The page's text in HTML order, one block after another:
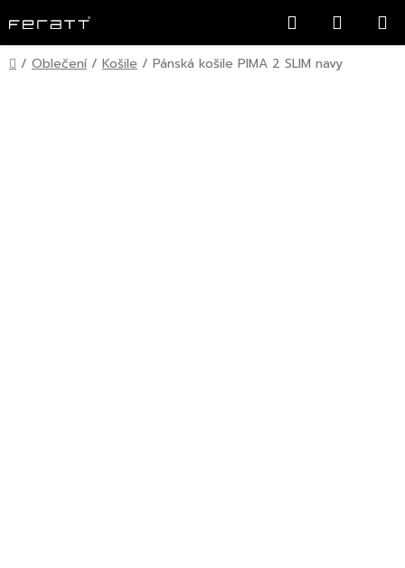
na
obsah
Hledat
KOŠÍK
Domů
/ Oblečení / Košile / Pánská košile PIMA 2 SLIM navy